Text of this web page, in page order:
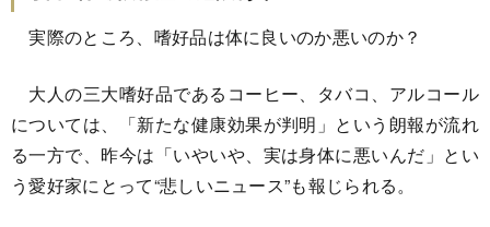
実際のところ、嗜好品は体に良いのか悪いのか？
大人の三大嗜好品であるコーヒー、タバコ、アルコール
については、「新たな健康効果が判明」という朗報が流れ
る一方で、昨今は「いやいや、実は身体に悪いんだ」とい
う愛好家にとって“悲しいニュース”も報じられる。